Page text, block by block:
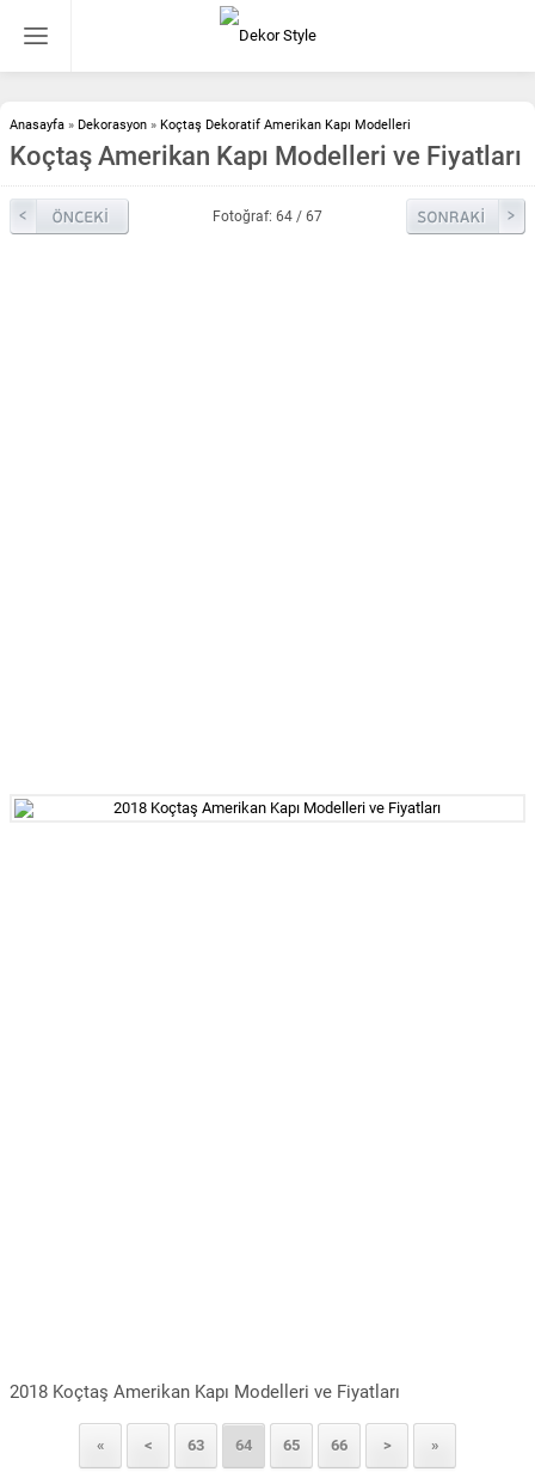
Anasayfa » Dekorasyon » Koçtaş Dekoratif Amerikan Kapı Modelleri
Koçtaş Amerikan Kapı Modelleri ve Fiyatları
Fotoğraf: 64 / 67
2018 Koçtaş Amerikan Kapı Modelleri ve Fiyatları
« < 63 64 65 66 > »